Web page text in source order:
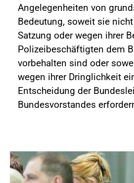
Angelegenheiten von
Bedeutung, soweit sie
Satzung oder wegen ihrer
Polizeibeschäftigten dem
vorbehalten sind oder
wegen ihrer Dringlichkeit
Entscheidung der
Bundesvorstandes